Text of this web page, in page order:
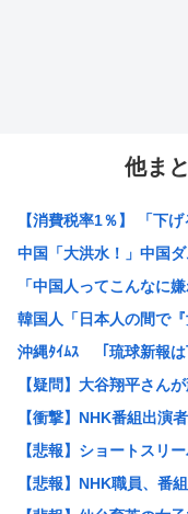
他ま
【消費税率1％】 「下
中国「大洪水！」中国
「中国人ってこんなに
韓国人「日本人の間で
沖縄ﾀｲﾑｽ 「琉球新報
【疑問】大谷翔平さん
【衝撃】NHK番組出演
【悲報】ショートスリ
【悲報】NHK職員、